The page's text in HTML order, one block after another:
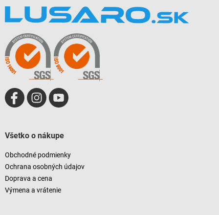
Všetko o nákupe
Obchodné podmienky
Ochrana osobných údajov
Doprava a cena
Výmena a vrátenie